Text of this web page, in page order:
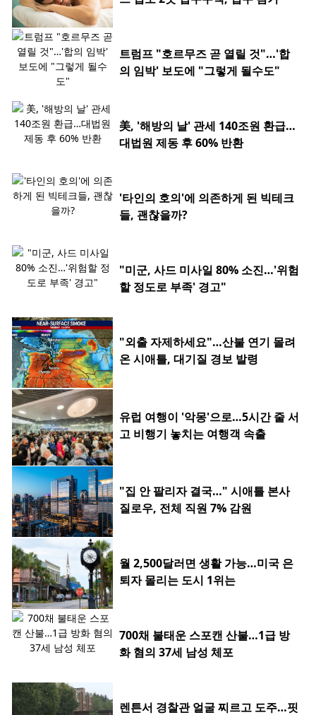
트럼프 "호르무즈 곧 열릴 것"…'합
의 임박' 보도에 "그렇게 될수도"
美, '해방의 날' 관세 140조원 환급…
대법원 제동 후 60% 반환
'타인의 호의'에 의존하게 된 빅테크
들, 괜찮을까?
"미군, 사드 미사일 80% 소진…'위험
할 정도로 부족' 경고"
"외출 자제하세요"…산불 연기 몰려
온 시애틀, 대기질 경보 발령
유럽 여행이 '악몽'으로…5시간 줄 서
고 비행기 놓치는 여행객 속출
"집 안 팔리자 결국…" 시애틀 본사
질로우, 전체 직원 7% 감원
월 2,500달러면 생활 가능…미국 은
퇴자 몰리는 도시 1위는
700채 불태운 스포캔 산불…1급 방
화 혐의 37세 남성 체포
렌튼서 경찰관 얼굴 찌르고 도주…핏